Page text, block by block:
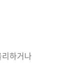
하거나